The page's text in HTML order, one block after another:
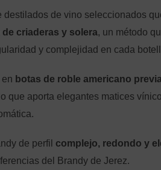
destilados de vino seleccionados
de criaderas y solera, un método
y complejidad en cada
en botas de roble americano
que aporta elegantes matices
de perfil complejo, redondo y
del Brandy de Jerez.